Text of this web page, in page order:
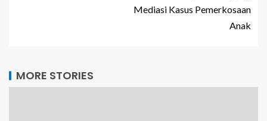
Mediasi Kasus Pemerkosaan
Anak
MORE STORIES